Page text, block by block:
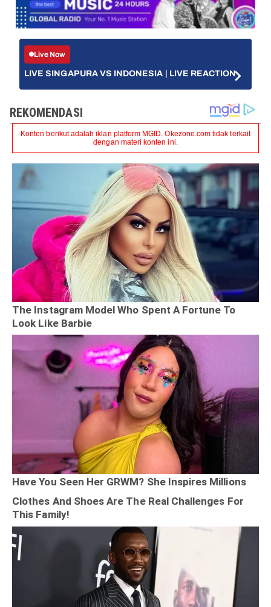
Live Now
LIVE SINGAPURA VS INDONESIA | LIVE REACTION